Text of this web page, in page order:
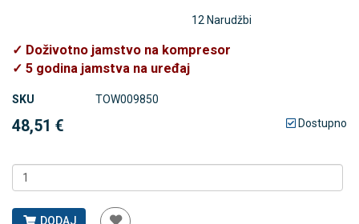
12 Narudžbi
✓ Doživotno jamstvo na kompresor
✓ 5 godina jamstva na uređaj
SKU TOW009850
48,51 € Dostupno
DODAJ